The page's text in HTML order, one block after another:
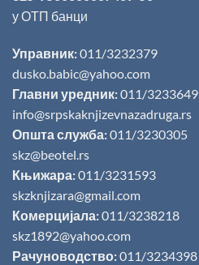
у ОТП банци
Управник:011/3232379
dusko.babic@yahoo.com
Главни уредник:011/3233649
info@srpskaknjizevnazadruga.rs
Општа служба:011/3230305
skz@beotel.rs
Књижара:011/3231593
skzknjizara@gmail.com
Комерцијала:011/3238218
skz1892@yahoo.com
Рачуноводство:011/3234398